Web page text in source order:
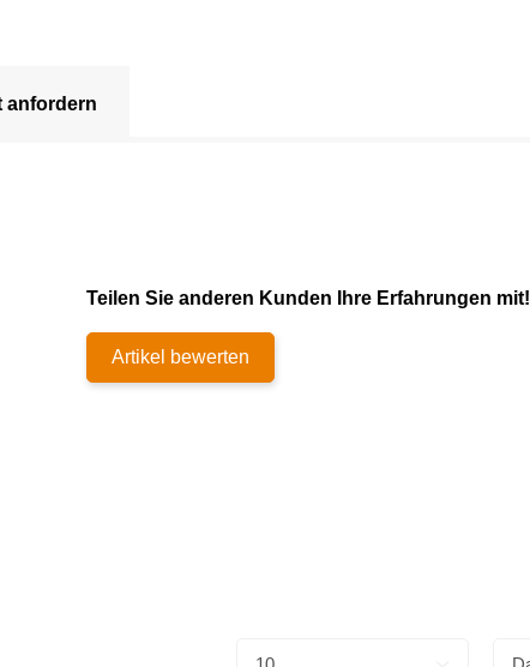
anfordern
Teilen Sie anderen Kunden Ihre Erfahrungen mit!
Artikel bewerten